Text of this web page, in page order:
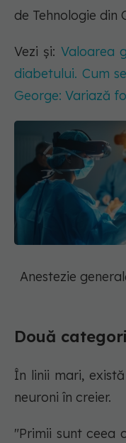
de Tehnologie din
Vezi și: Valoarea
diabetului. Cum
George: Variază
Anestezie
Două
În linii mari,
neuroni în creier.
"Primii sunt ceea